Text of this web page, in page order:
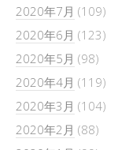
2020年7月 (109)
2020年6月 (123)
2020年5月 (98)
2020年4月 (119)
2020年3月 (104)
2020年2月 (88)